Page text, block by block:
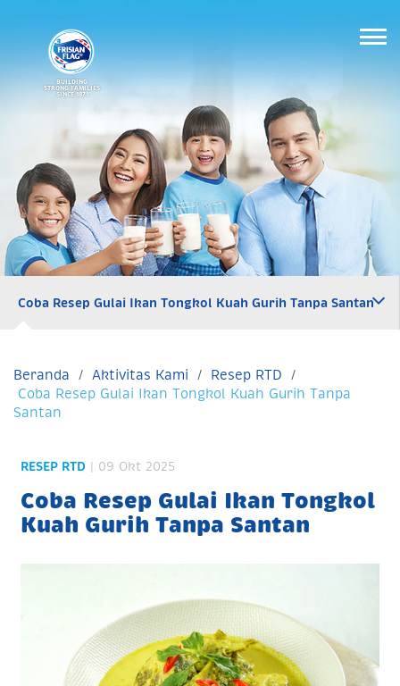
BUILDING
STRONG FAMILIES
SINCE 1871
Coba Resep Gulai Ikan Tongkol Kuah Gurih Tanpa Santan
Beranda Aktivitas Kami
Resep RTD
Coba Resep Gulai Ikan Tongkol Kuah Gurih Tanpa
Santan
RESEP RTD | 09 Okt 2025
Coba Resep Gulai Ikan Tongkol
Kuah Gurih Tanpa Santan